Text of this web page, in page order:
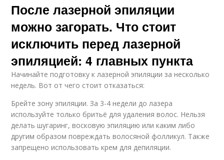
После лазерной эпиляции
можно загорать. Что стоит
исключить перед лазерной
эпиляцией: 4 главных пункта
Начинайте подготовку к лазерной эпиляции за несколько
недель. Вот от чего стоит отказаться:
Брейте зону эпиляции. За 3-4 недели до лазера
используйте только бритьё для удаления волос. Нельзя
делать шугаринг, восковую эпиляцию или каким либо
другим образом повреждать волосяной фолликул. Также
запрещено использовать крем для депиляции.